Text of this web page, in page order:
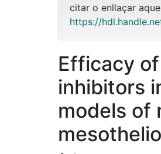
citar o enllaçar
https://
Efficacy
inhibitors
models of